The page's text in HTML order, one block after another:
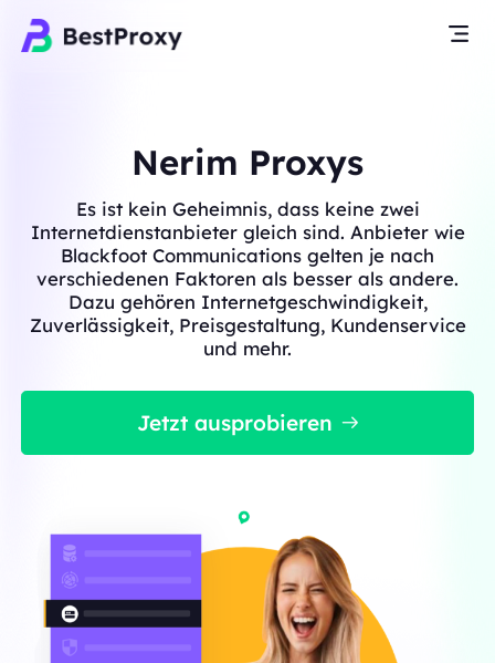
Nerim Proxys
Es ist kein Geheimnis, dass keine zwei
Internetdienstanbieter gleich sind. Anbieter wie
Blackfoot Communications gelten je nach
verschiedenen Faktoren als besser als andere.
Dazu gehören Internetgeschwindigkeit,
Zuverlässigkeit, Preisgestaltung, Kundenservice
und mehr.
Jetzt ausprobieren